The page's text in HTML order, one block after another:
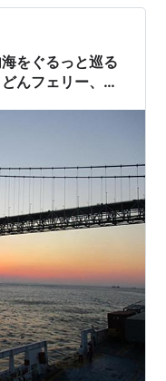
をぐるっと巡る
んフェリー、明